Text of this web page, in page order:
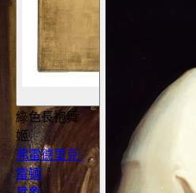
綠色長袍舞
姬
弗雷德里克·
雷頓